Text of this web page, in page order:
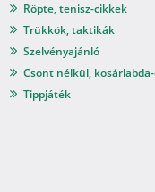
Röpte, tenisz-cikkek
Trükkök, taktikák
Szelvényajánló
Csont nélkül,
Tippjáték